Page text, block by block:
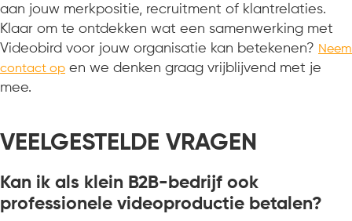
aan jouw merkpositie, recruitment of klantrelaties.
Klaar om te ontdekken wat een samenwerking met
Videobird voor jouw organisatie kan betekenen? Neem
contact op en we denken graag vrijblijvend met je
mee.
VEELGESTELDE VRAGEN
Kan ik als klein B2B-bedrijf ook
professionele videoproductie betalen?